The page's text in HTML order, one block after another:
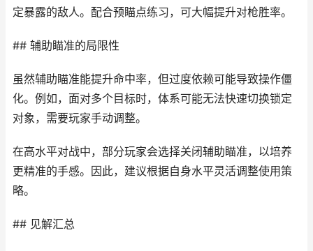
定暴露的敌人。配合预瞄点练习，可大幅提升对枪胜率。
## 辅助瞄准的局限性
虽然辅助瞄准能提升命中率，但过度依赖可能导致操作僵
化。例如，面对多个目标时，体系可能无法快速切换锁定
对象，需要玩家手动调整。
在高水平对战中，部分玩家会选择关闭辅助瞄准，以培养
更精准的手感。因此，建议根据自身水平灵活调整使用策
略。
## 见解汇总